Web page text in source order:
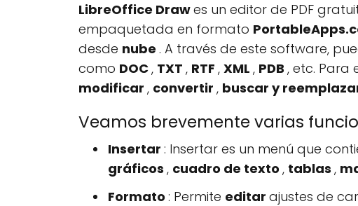
LibreOffice Drawes un editor de PDF
empaquetada en formato
desde nube . A través de este software,
como DOC, TXT , RTF , XML , PDB , etc. Para
modificar , convertir , buscar y
Veamos brevemente varias
Insertar : Insertar es un menú que
gráficos , cuadro de texto , tablas ,
Formato : Permite editar ajustes de